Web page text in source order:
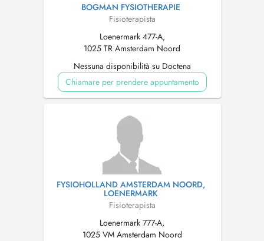
BOGMAN FYSIOTHERAPIE
Fisioterapista
Loenermark 477-A,
1025 TR Amsterdam Noord
Nessuna disponibilità su Doctena
Chiamare per prendere appuntamento
FYSIOHOLLAND AMSTERDAM NOORD,
LOENERMARK
Fisioterapista
Loenermark 777-A,
1025 VM Amsterdam Noord